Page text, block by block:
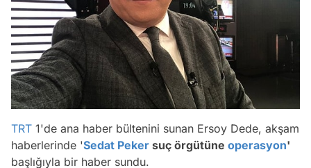
TRT 1'de ana haber bültenini sunan Ersoy Dede, akşam
haberlerinde 'Sedat Peker suç örgütüne operasyon'
başlığıyla bir haber sundu.